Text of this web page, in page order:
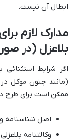
ابطال آن نیست.
مدارک لازم
بلاعزل (در
اگر شرایط استثنائی
(مانند جنون موکل در
ممکن است برای طرح
اصل شناسنامه
وکالتنامه